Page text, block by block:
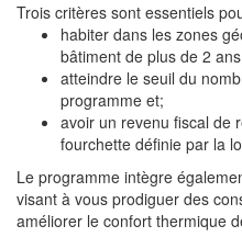
Trois critères sont essentiels
habiter dans les zones
bâtiment de plus de 2
atteindre le seuil du
programme et;
avoir un revenu fiscal de
fourchette définie par la
Le programme intègre
visant à vous prodiguer des
améliorer le confort thermique